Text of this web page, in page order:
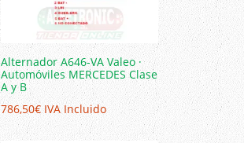
Alternador A646-VA Valeo ·
Automóviles MERCEDES Clase
A y B
786,50€ IVA Incluido